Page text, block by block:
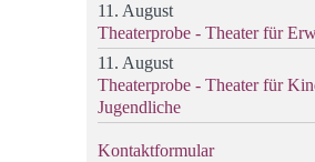
11. August
Theaterprobe - Theater für
11. August
Theaterprobe - Theater für
Jugendliche
Kontaktformular